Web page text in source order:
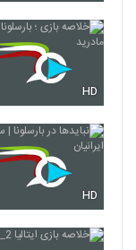
HD
HD